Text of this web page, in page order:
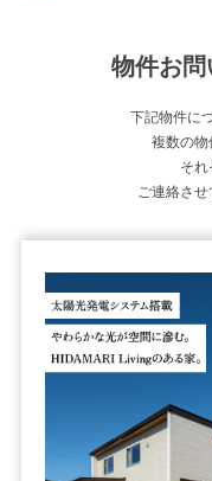
物件お
下記物件に
複数の物
それ
ご連絡させ